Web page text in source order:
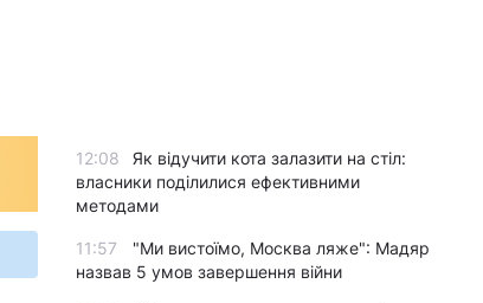
12:08
Як відучити кота залазити на стіл:
власники поділилися ефективними
методами
11:57
"Ми вистоїмо, Москва ляже": Мадяр
назвав 5 умов завершення війни